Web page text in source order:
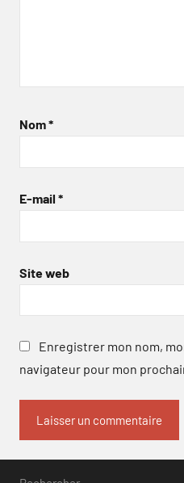
Nom*
E-mail *
Site web
Enregistrer mon nom,
navigateur pour mon